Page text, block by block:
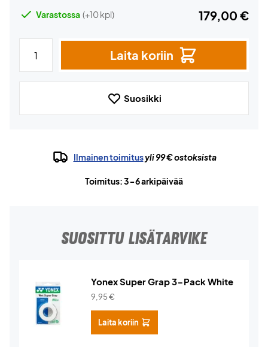
Varastossa (+10 kpl) 179,00 €
Laita koriin
Suosikki
Ilmainen toimitusyli 99 € ostoksista
Toimitus: 3-6 arkipäivää
SUOSITTU LISÄTARVIKE
Yonex Super Grap 3-Pack White
9,95€
Laita koriin